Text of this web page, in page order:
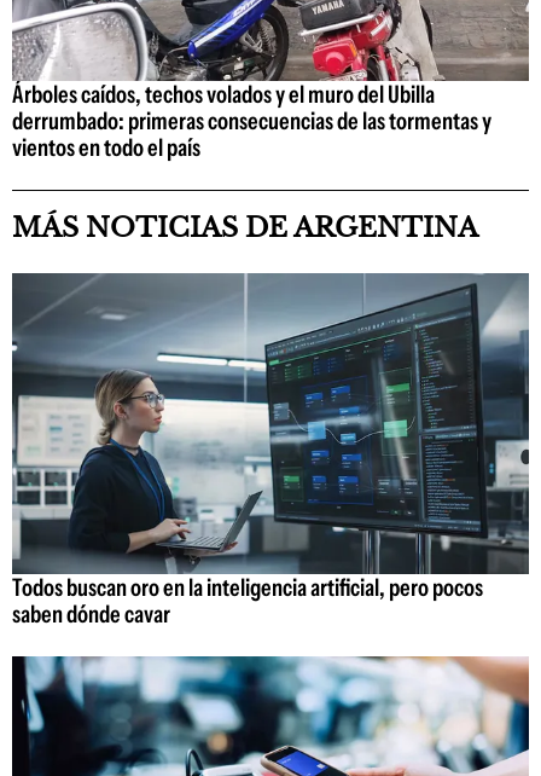
Árboles caídos, techos volados y el muro del Ubilla
derrumbado: primeras consecuencias de las tormentas y
vientos en todo el país
MÁS NOTICIAS DE ARGENTINA
Todos buscan oro en la inteligencia artificial, pero pocos
saben dónde cavar